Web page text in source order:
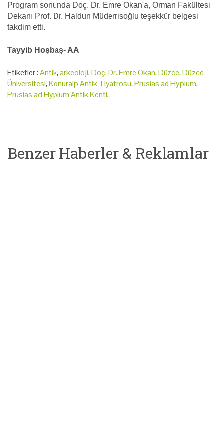
Program sonunda Doç. Dr. Emre Okan'a, Orman Fakültesi
Dekanı Prof. Dr. Haldun Müderrisoğlu teşekkür belgesi
takdim etti.
Tayyib Hoşbaş- AA
Etiketler :Antik,arkeoloji,Doç. Dr. Emre Okan,Düzce,Düzce
Üniversitesi,Konuralp Antik Tiyatrosu,Prusias ad Hypium,
Prusias ad Hypium Antik Kenti,
Benzer Haberler & Reklamlar